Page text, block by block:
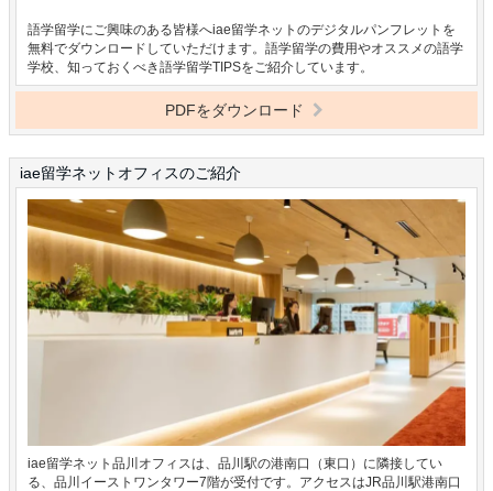
語学留学にご興味のある皆様へiae留学ネットのデジタルパンフレットを
無料でダウンロードしていただけます。語学留学の費用やオススメの語学
学校、知っておくべき語学留学TIPSをご紹介しています。
PDFをダウンロード
iae留学ネットオフィスのご紹介
iae留学ネット品川オフィスは、品川駅の港南口（東口）に隣接してい
る、品川イーストワンタワー7階が受付です。アクセスはJR品川駅港南口